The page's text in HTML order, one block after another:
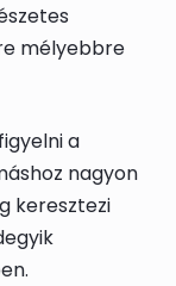
mélyebbre
a
nagyon
keresztezi